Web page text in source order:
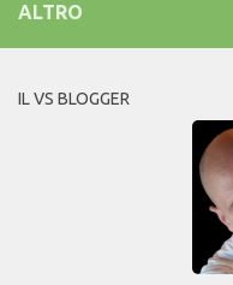
ALTRO
IL VS BLOGGER